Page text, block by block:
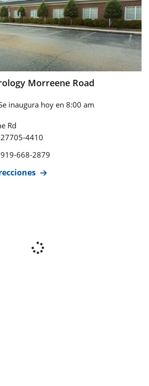
Morreene Road
inaugura hoy en 8:00 am
Rd
27705-4410
919-668-2879